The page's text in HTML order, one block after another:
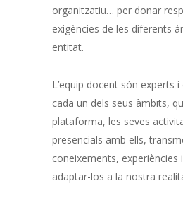
organitzatiu… per donar
exigències de les diferents
entitat.
L’equip docent són experts
cada un dels seus àmbits,
plataforma, les seves
presencials amb ells,
coneixements, experiències
adaptar-los a la nostra